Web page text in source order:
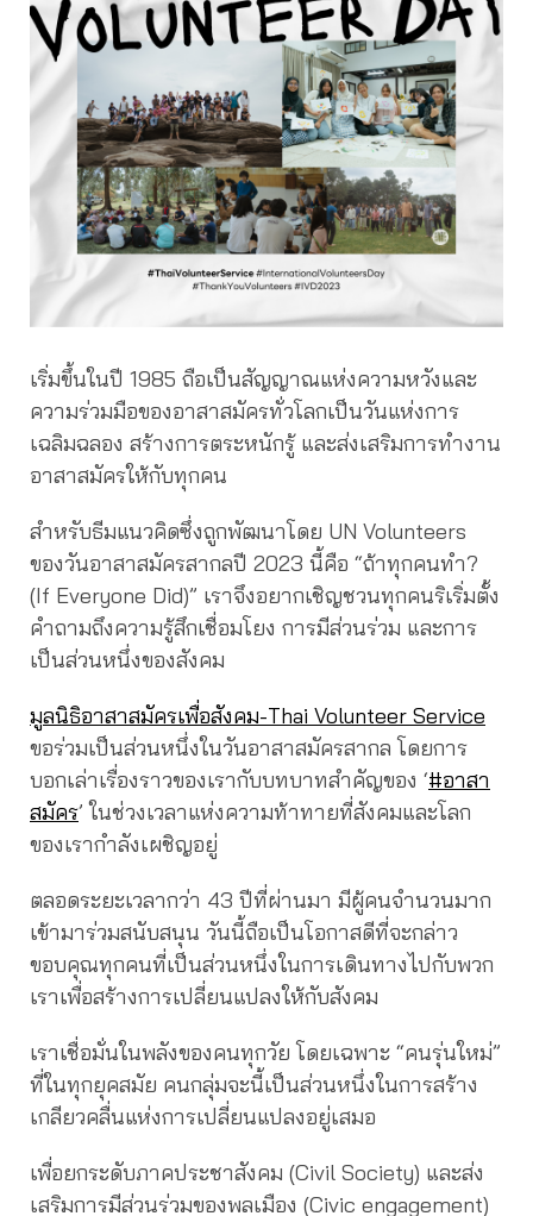
เริ่มขึ้นในปี 1985 ถือเป็นสัญญาณแห่งความหวังและ
ความร่วมมือของอาสาสมัครทั่วโลกเป็นวันแห่งการ
เฉลิมฉลอง สร้างการตระหนักรู้ และส่งเสริมการทำงาน
อาสาสมัครให้กับทุกคน
สำหรับธีมแนวคิดซึ่งถูกพัฒนาโดย UN Volunteers
ของวันอาสาสมัครสากลปี 2023 นี้คือ “ถ้าทุกคนทำ?
(If Everyone Did)” เราจึงอยากเชิญชวนทุกคนริเริ่มตั้ง
คำถามถึงความรู้สึกเชื่อมโยง การมีส่วนร่วม และการ
เป็นส่วนหนึ่งของสังคม
มูลนิธิอาสาสมัครเพื่อสังคม-Thai Volunteer Service
ขอร่วมเป็นส่วนหนึ่งในวันอาสาสมัครสากล โดยการ
บอกเล่าเรื่องราวของเรากับบทบาทสำคัญของ ‘#อาสา
สมัคร’ ในช่วงเวลาแห่งความท้าทายที่สังคมและโลก
ของเรากำลังเผชิญอยู่
ตลอดระยะเวลากว่า 43 ปีที่ผ่านมา มีผู้คนจำนวนมาก
เข้ามาร่วมสนับสนุน วันนี้ถือเป็นโอกาสดีที่จะกล่าว
ขอบคุณทุกคนที่เป็นส่วนหนึ่งในการเดินทางไปกับพวก
เราเพื่อสร้างการเปลี่ยนแปลงให้กับสังคม
เราเชื่อมั่นในพลังของคนทุกวัย โดยเฉพาะ “คนรุ่นใหม่”
ที่ในทุกยุคสมัย คนกลุ่มจะนี้เป็นส่วนหนึ่งในการสร้าง
เกลียวคลื่นแห่งการเปลี่ยนแปลงอยู่เสมอ
เพื่อยกระดับภาคประชาสังคม (Civil Society) และส่ง
เสริมการมีส่วนร่วมของพลเมือง (Civic engagement)